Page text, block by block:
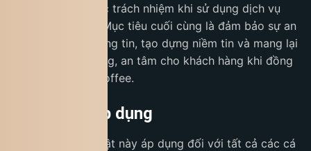
mình, cùng với các trách nhiệm khi sử dụng dịch vụ
của King Coffee. Mục tiêu cuối cùng là đảm bảo sự an
toàn, bảo mật thông tin, tạo dựng niềm tin và mang lại
trải nghiệm hài lòng, an tâm cho khách hàng khi đồng
hành cùng King Coffee.
2. Phạm vi áp dụng
Chính sách bảo mật này áp dụng đối với tất cả các cá